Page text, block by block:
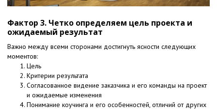
Фактор 3. Четко определяем цель проекта и
ожидаемый результат
Важно между всеми сторонами достигнуть ясности следующих
моментов:
Цель
Критерии результата
Согласованное видение заказчика и его команды на проект
и ожидаемые изменения
Понимание коучинга и его особенностей, отличий от других